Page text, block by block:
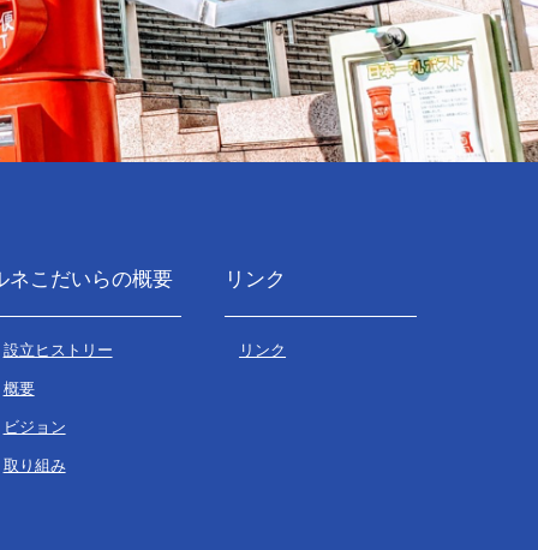
ネこだいらの概要
設立ヒストリー
概要
ビジョン
取り組み
リンク
リンク